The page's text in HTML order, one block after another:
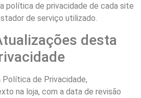
política de privacidade de cada site
de serviço utilizado.
desta
de Privacidade,
na loja, com a data de revisão